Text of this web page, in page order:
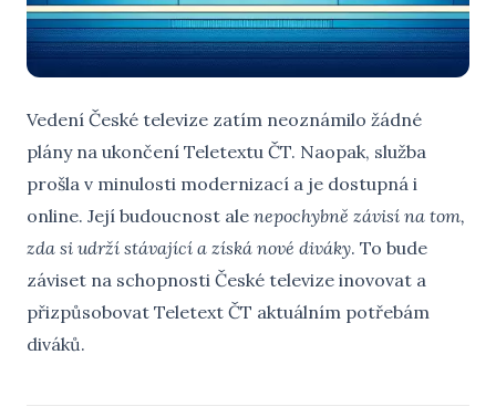
Vedení České televize zatím neoznámilo žádné
plány na ukončení Teletextu ČT. Naopak, služba
prošla v minulosti modernizací a je dostupná i
online. Její budoucnost ale nepochybně závisí na tom,
zda si udrží stávající a získá nové diváky. To bude
záviset na schopnosti České televize inovovat a
přizpůsobovat Teletext ČT aktuálním potřebám
diváků.